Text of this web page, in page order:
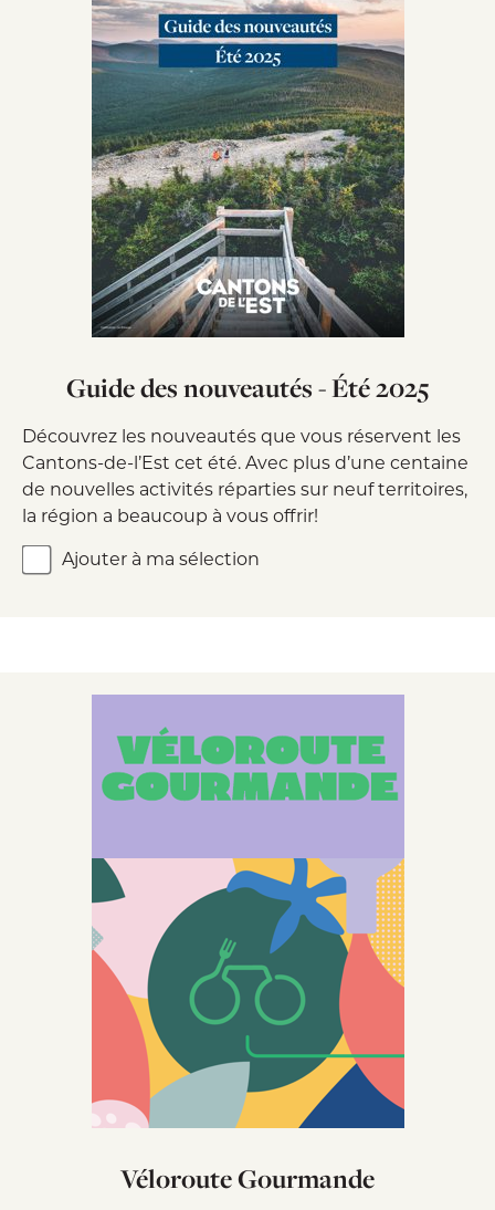
Guide des nouveautés - Été 2025
Découvrez les nouveautés que vous réservent les
Cantons-de-l’Est cet été. Avec plus d’une centaine
de nouvelles activités réparties sur neuf territoires,
la région a beaucoup à vous offrir!
Ajouter à ma sélection
Véloroute Gourmande